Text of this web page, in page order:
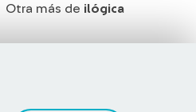
Otra más de ilógica